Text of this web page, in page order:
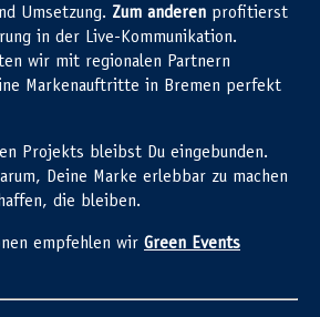
Umsetzung. Zum anderen profitierst
in der Live-Kommunikation.
wir mit regionalen Partnern
Markenauftritte in Bremen perfekt
Projekts bleibst Du eingebunden.
Deine Marke erlebbar zu machen
die bleiben.
empfehlen wir Green Events